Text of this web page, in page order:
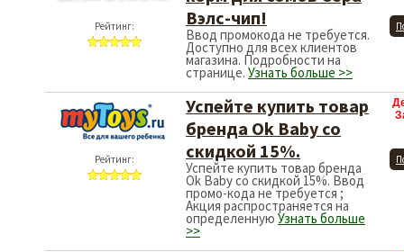
Рейтинг:
Вэлс-чип!
Ввод промокода не требуется.
Доступно для всех клиентов
магазина. Подробности на
странице. Узнать больше >>
Рейтинг:
Успейте купить товар
бренда Ok Baby со
скидкой 15%.
Успейте купить товар бренда
Ok Baby со скидкой 15%. Ввод
промо-кода не требуется ;
Акция распространяется на
определенную Узнать больше
>>